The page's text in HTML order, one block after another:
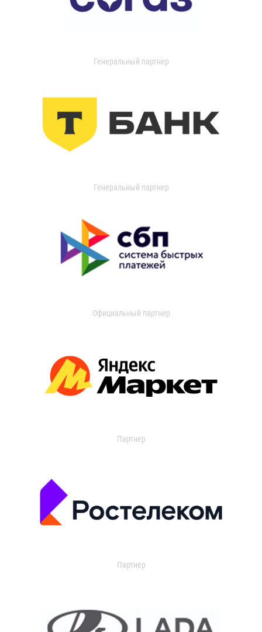
Генеральный партнер
Генеральный партнер
Официальный партнер
Партнер
Партнер